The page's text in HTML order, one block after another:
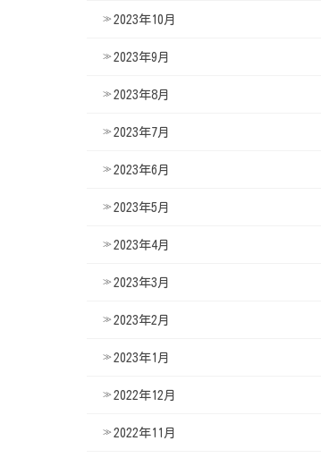
2023年10月
2023年9月
2023年8月
2023年7月
2023年6月
2023年5月
2023年4月
2023年3月
2023年2月
2023年1月
2022年12月
2022年11月